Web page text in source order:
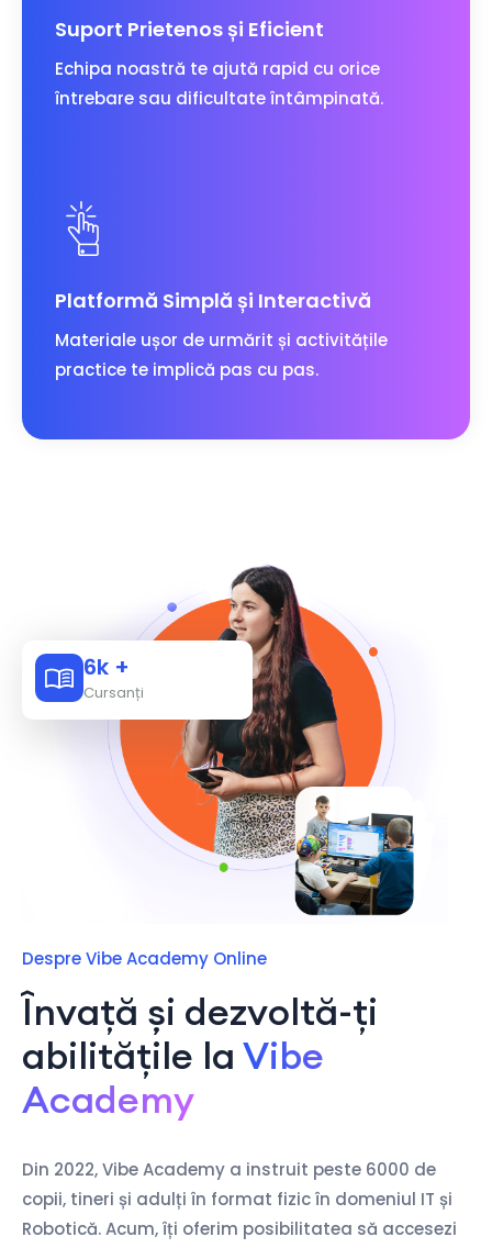
Suport Prietenos și Eficient
Echipa noastră te ajută rapid cu orice
întrebare sau dificultate întâmpinată.
Platformă Simplă și Interactivă
Materiale ușor de urmărit și activitățile
practice te implică pas cu pas.
6k +
Cursanți
Despre Vibe Academy Online
Învață și dezvoltă-ți
abilitățile la Vibe
Academy
Din 2022, Vibe Academy a instruit peste 6000 de
copii, tineri și adulți în format fizic în domeniul IT și
Robotică. Acum, îți oferim posibilitatea să accesezi